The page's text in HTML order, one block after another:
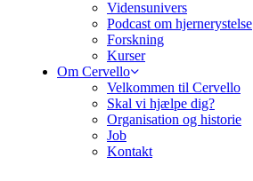
Vidensunivers
Podcast om hjernerystelse
Forskning
Kurser
Om Cervello
Velkommen til Cervello
Skal vi hjælpe dig?
Organisation og historie
Job
Kontakt